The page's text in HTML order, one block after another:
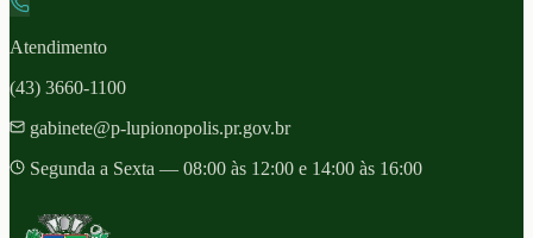
Atendimento
(43) 3660-1100
gabinete@p-lupionopolis.pr.gov.br
Segunda a Sexta — 08:00 às 12:00 e 14:00 às 16:00